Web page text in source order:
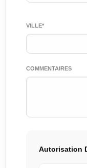
VILLE*
COMMENTAIRES
Autorisation